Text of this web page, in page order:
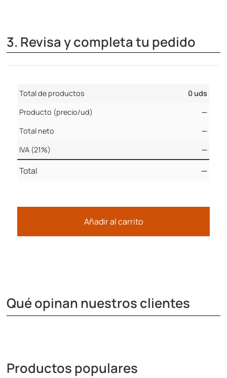
3. Revisa y completa tu pedido
Total de productos
0 uds
Producto (precio/ud)
—
Total neto
—
IVA (21%)
—
Total —
Añadir al carrito
Qué opinan nuestros clientes
Productos populares